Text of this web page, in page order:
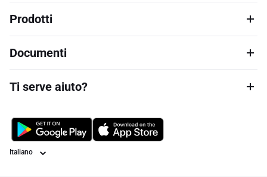
Prodotti
Documenti
Ti serve aiuto?
Lingua